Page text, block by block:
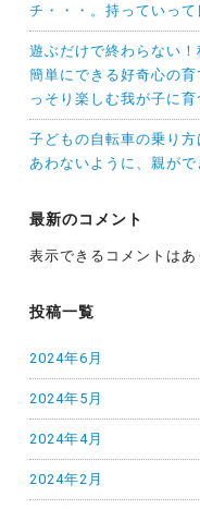
チ・・・。持っていって
遊ぶだけで終わらない
簡単にできる好奇心の
っそり楽しむ我が子に育
子どもの自転車の乗り
あわないように、親がで
最新のコメント
表示できるコメントはあ
投稿一覧
2024年6月
2024年5月
2024年4月
2024年2月